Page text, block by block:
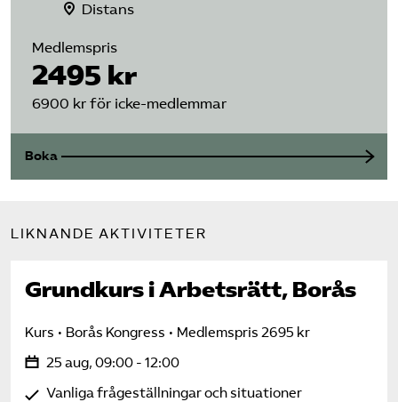
Distans
Medlemspris
2495 kr
6900 kr för icke-medlemmar
Boka
LIKNANDE AKTIVITETER
Grundkurs i Arbetsrätt, Borås
Kurs Borås Kongress
Medlemspris 2695 kr
25 aug, 09:00 - 12:00
Vanliga frågeställningar och situationer